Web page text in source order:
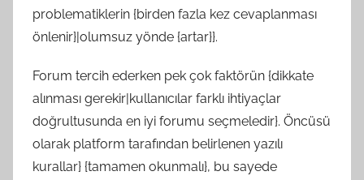
problematiklerin {birden fazla kez cevaplanması
önlenir}|olumsuz yönde {artar}}.
Forum tercih ederken pek çok faktörün {dikkate
alınması gerekir|kullanıcılar farklı ihtiyaçlar
doğrultusunda en iyi forumu seçmeledir}. Öncüsü
olarak platform tarafından belirlenen yazılı
kurallar} {tamamen okunmalı}, bu sayede